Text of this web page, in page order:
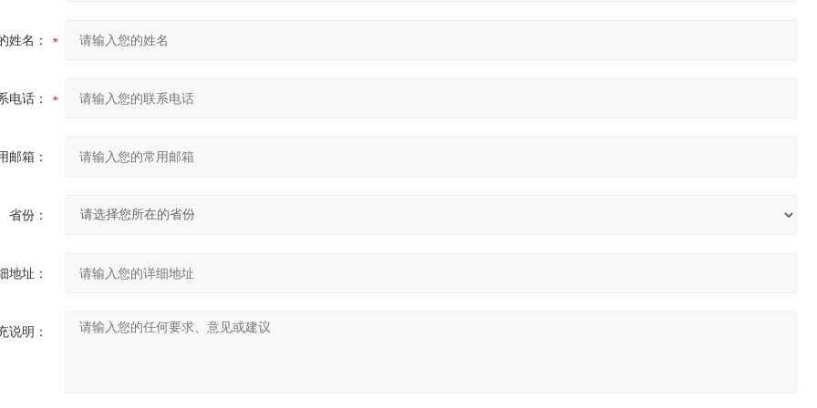
姓名：
电话：
邮箱：
省份：
地址：
说明：